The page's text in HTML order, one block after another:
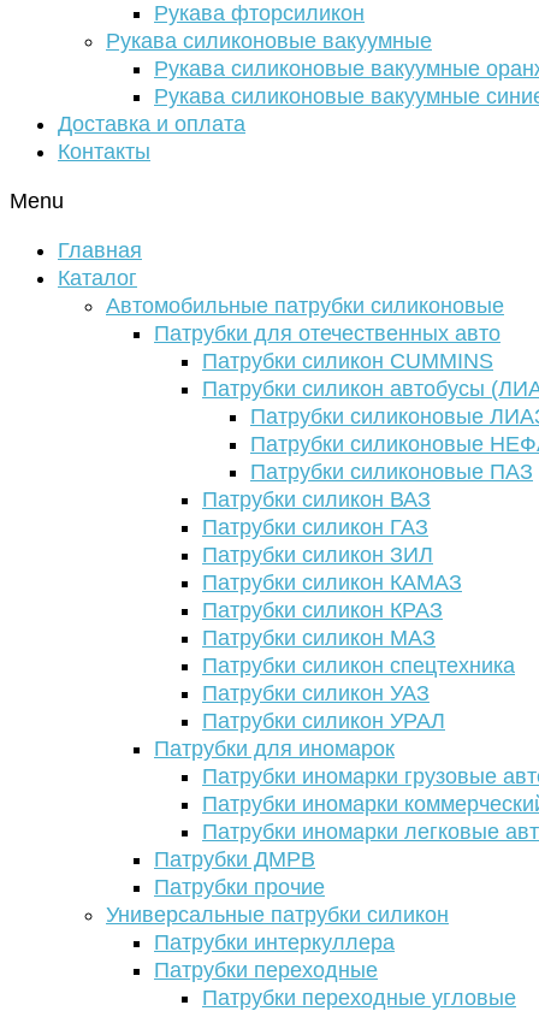
Рукава фторсиликон
Рукава силиконовые вакуумные
Рукава силиконовые вакуумные
Рукава силиконовые вакуумные
Доставка и оплата
Контакты
Menu
Главная
Каталог
Автомобильные патрубки силиконовые
Патрубки для отечественных авто
Патрубки силикон CUMMINS
Патрубки силикон автобусы
Патрубки силиконовые
Патрубки силиконовые
Патрубки силиконовые ПАЗ
Патрубки силикон ВАЗ
Патрубки силикон ГАЗ
Патрубки силикон ЗИЛ
Патрубки силикон КАМАЗ
Патрубки силикон КРАЗ
Патрубки силикон МАЗ
Патрубки силикон спецтехника
Патрубки силикон УАЗ
Патрубки силикон УРАЛ
Патрубки для иномарок
Патрубки иномарки грузовые
Патрубки иномарки
Патрубки иномарки легковые
Патрубки ДМРВ
Патрубки прочие
Универсальные патрубки силикон
Патрубки интеркуллера
Патрубки переходные
Патрубки переходные угловые